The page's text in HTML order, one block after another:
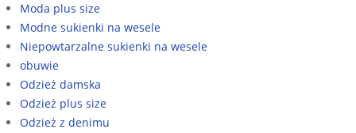
Moda plus size
Modne sukienki na wesele
Niepowtarzalne sukienki na wesele
obuwie
Odzież damska
Odzież plus size
Odzież z denimu